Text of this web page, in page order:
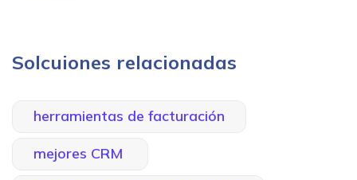
Solcuiones relacionadas
herramientas de facturación
mejores CRM